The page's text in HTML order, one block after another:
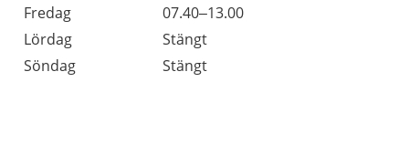
Fredag
07.40–13.00
Lördag
Stängt
Söndag
Stängt